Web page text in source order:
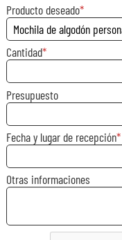
Producto deseado
Cantidad
Presupuesto
Fecha y lugar de recepción
Otras informaciones